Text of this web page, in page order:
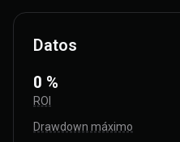
Datos
0 %
ROI
Drawdown máximo